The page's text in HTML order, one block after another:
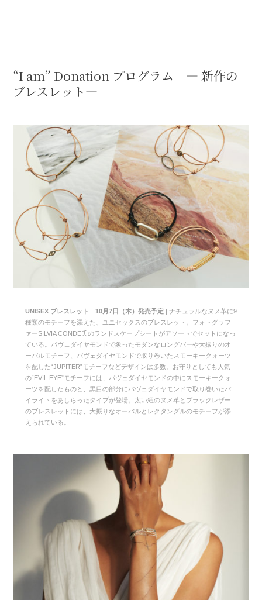
“I am” Donation プログラム — 新作の
ブレスレット—
UNISEX ブレスレット 10月7日（木）発売予定 | ナチュラルなヌメ革に9
種類のモチーフを添えた、ユニセックスのブレスレット。フォトグラフ
ァーSILVIA CONDE氏のランドスケープシートがアソートでセットになっ
ている。パヴェダイヤモンドで象ったモダンなロングバーや大振りのオ
ーバルモチーフ、パヴェダイヤモンドで取り巻いたスモーキークォーツ
を配した“JUPITER”モチーフなどデザインは多数。お守りとしても人気
の“EVIL EYE”モチーフには、パヴェダイヤモンドの中にスモーキークォ
ーツを配したものと、黒目の部分にパヴェダイヤモンドで取り巻いたパ
イライトをあしらったタイプが登場。太い紐のヌメ革とブラックレザー
のブレスレットには、大振りなオーバルとレクタングルのモチーフが添
えられている。